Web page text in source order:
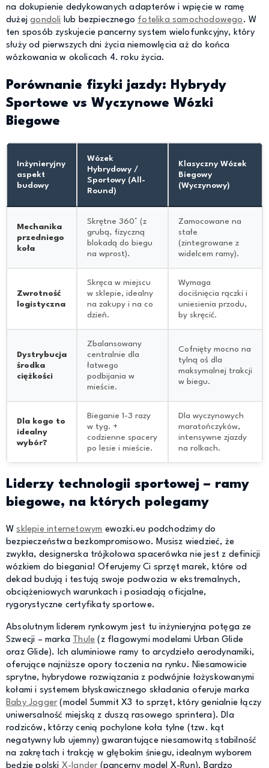
na dokupienie dedykowanych adapterów i wpięcie w ramę
dużejgondoli lub bezpiecznego fotelika samochodowego . W
ten sposób zyskujecie pancerny system wielofunkcyjny, który
służy od pierwszych dni życia niemowlęcia aż do końca
wózkowania w okolicach 4. roku życia.
Porównanie fizyki jazdy: Hybrydy
Sportowe vs Wyczynowe Wózki
Biegowe
Inżynieryjny
aspekt
budowy
Wózek
Hybrydowy /
Sportowy (All-
Round)
Klasyczny Wózek
Biegowy
(Wyczynowy)
Mechanika
przedniego
koła
Skrętne 360° (z
grubą, fizyczną
blokadą do biegu
na wprost).
Zamocowane na
stałe
(zintegrowane z
widelcem ramy).
Zwrotność
logistyczna
Skręca w miejscu
w sklepie, idealny
na zakupy i na co
dzień.
Wymaga
dociśnięcia rączki i
uniesienia przodu,
by skręcić.
Dystrybucja
środka
ciężkości
Zbalansowany
centralnie dla
łatwego
podbijania w
mieście.
Cofnięty mocno na
tylną oś dla
maksymalnej trakcji
w biegu.
Dla kogo to
idealny
wybór?
Bieganie 1-3 razy
w tyg. +
codzienne spacery
po lesie i mieście.
Dla wyczynowych
maratończyków,
intensywne zjazdy
na rolkach.
Liderzy technologii sportowej – ramy
biegowe, na których polegamy
Wsklepie internetowym ewozki.eu podchodzimy do
bezpieczeństwa bezkompromisowo. Musisz wiedzieć, że
zwykła, designerska trójkołowa spacerówka nie jest z definicji
wózkiem do biegania! Oferujemy Ci sprzęt marek, które od
dekad budują i testują swoje podwozia w ekstremalnych,
obciążeniowych warunkach i posiadają oficjalne,
rygorystyczne certyfikaty sportowe.
Absolutnym liderem rynkowym jest tu inżynieryjna potęga ze
Szwecji – marka Thule (z flagowymi modelami Urban Glide
oraz Glide). Ich aluminiowe ramy to arcydzieło aerodynamiki,
oferujące najniższe opory toczenia na rynku. Niesamowicie
sprytne, hybrydowe rozwiązania z podwójnie łożyskowanymi
kołami i systemem błyskawicznego składania oferuje marka
Baby Jogger(model Summit X3 to sprzęt, który genialnie łączy
uniwersalność miejską z duszą rasowego sprintera). Dla
rodziców, którzy cenią pochylone koła tylne (tzw. kąt
negatywny lub ujemny) gwarantujące niesamowitą stabilność
na zakrętach i trakcję w głębokim śniegu, idealnym wyborem
będzie polski X-lander(pancerny model X-Run). Bardzo